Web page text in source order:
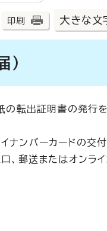
印刷 大きな文
）
の転出証明書の発行
ナンバーカードの交
、郵送またはオンラ